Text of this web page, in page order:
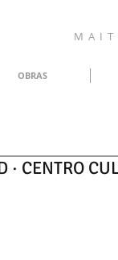
M A I T
OBRAS
CENTRO